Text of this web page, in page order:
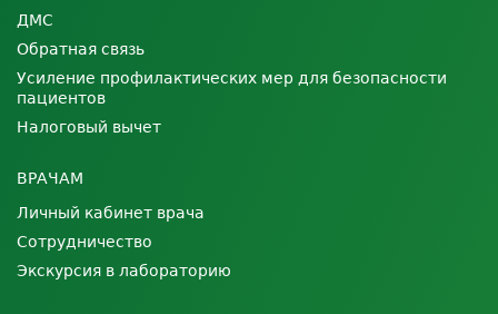
ДМС
Обратная связь
Усиление профилактических мер для безопасности
пациентов
Налоговый вычет
ВРАЧАМ
Личный кабинет врача
Сотрудничество
Экскурсия в лабораторию